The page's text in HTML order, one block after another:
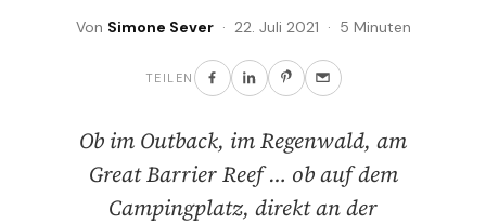
Von Simone Sever· 22. Juli 2021 · 5 Minuten
TEILEN
Ob im Outback, im Regenwald, am
Great Barrier Reef … ob auf dem
Campingplatz, direkt an der